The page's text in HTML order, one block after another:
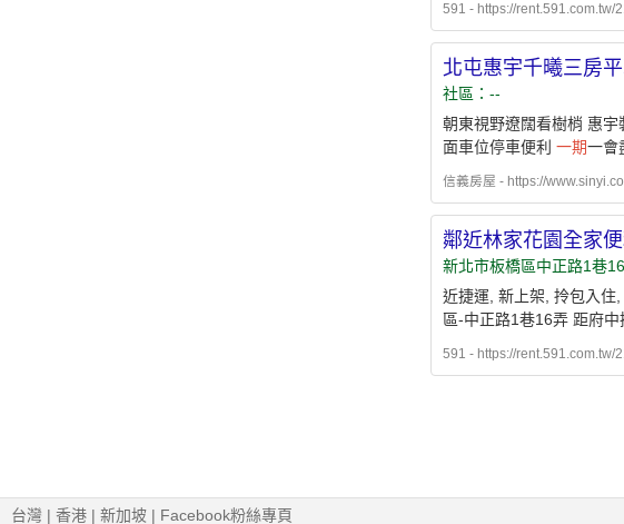
591 - https://rent.591.com.tw/
北屯惠宇千曦三房
社區：--
朝東視野遼闊看樹梢 惠
面車位停車便利 一期一會
信義房屋 - https://
鄰近林家花園全家
新北市板橋區中正路1巷
近捷運, 新上架, 拎包入住
區-中正路1巷16弄 距府中
591 - https://rent.591.com.tw/
台灣 | 香港 | 新加坡 | Facebook粉絲專頁